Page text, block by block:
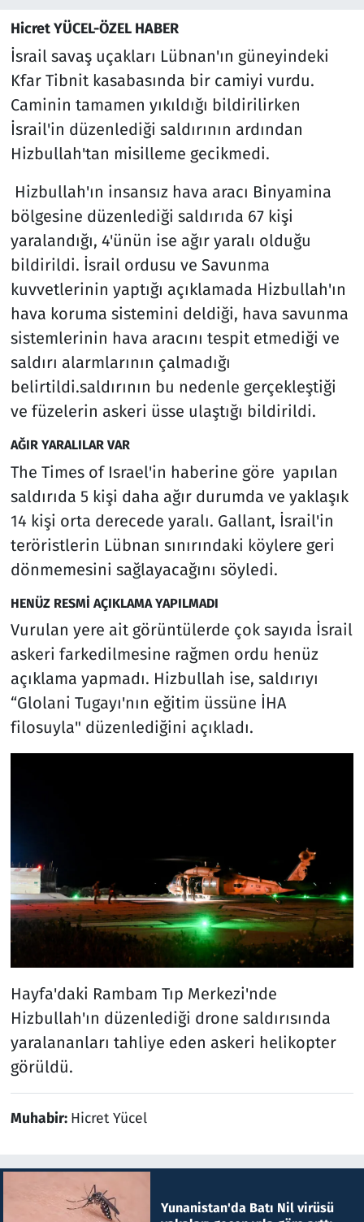
Hicret YÜCEL-ÖZEL HABER
İsrail savaş uçakları Lübnan'ın güneyindeki
Kfar Tibnit kasabasında bir camiyi vurdu.
Caminin tamamen yıkıldığı bildirilirken
İsrail'in düzenlediği saldırının ardından
Hizbullah'tan misilleme gecikmedi.
Hizbullah'ın insansız hava aracı Binyamina
bölgesine düzenlediği saldırıda 67 kişi
yaralandığı, 4'ünün ise ağır yaralı olduğu
bildirildi. İsrail ordusu ve Savunma
kuvvetlerinin yaptığı açıklamada Hizbullah'ın
hava koruma sistemini deldiği, hava savunma
sistemlerinin hava aracını tespit etmediği ve
saldırı alarmlarının çalmadığı
belirtildi.saldırının bu nedenle gerçekleştiği
ve füzelerin askeri üsse ulaştığı bildirildi.
AĞIR YARALILAR VAR
The Times of Israel'in haberine göre yapılan
saldırıda 5 kişi daha ağır durumda ve yaklaşık
14 kişi orta derecede yaralı. Gallant, İsrail'in
teröristlerin Lübnan sınırındaki köylere geri
dönmemesini sağlayacağını söyledi.
HENÜZ RESMİ AÇIKLAMA YAPILMADI
Vurulan yere ait görüntülerde çok sayıda İsrail
askeri farkedilmesine rağmen ordu henüz
açıklama yapmadı. Hizbullah ise, saldırıyı
“Glolani Tugayı'nın eğitim üssüne İHA
filosuyla" düzenlediğini açıkladı.
Hayfa'daki Rambam Tıp Merkezi'nde
Hizbullah'ın düzenlediği drone saldırısında
yaralananları tahliye eden askeri helikopter
görüldü.
Muhabir: Hicret Yücel
Yunanistan'da Batı Nil virüsü
Teknoloji ve Bilim
Televizyon